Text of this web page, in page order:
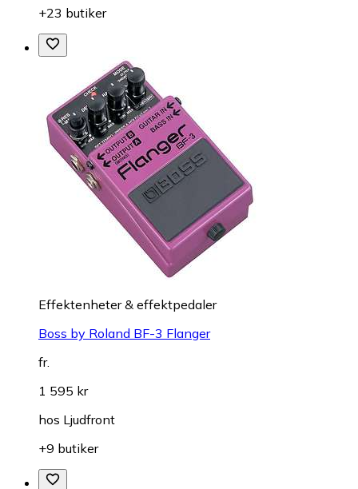
+23 butiker
Effektenheter & effektpedaler
Boss by Roland BF-3 Flanger
fr.
1 595 kr
hos Ljudfront
+9 butiker